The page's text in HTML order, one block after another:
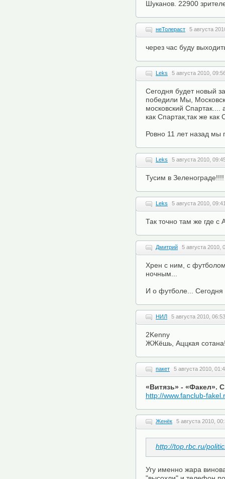
Шуканов. 22900
неТолераст 5 августа
через час буду
Leks 5 августа 2010,
Сегодня будет новый
победили Мы,
московский Спартак....
как Спартак,так же как
Ровно 11 лет назад
Leks 5 августа 2010,
Тусим в Зеленограде!!!!
Leks 5 августа 2010,
Так точно там же где с
Дмитрий 5 августа 2010,
Хрен с ним, с
ночным...
И о футболе...
НИЛ 5 августа 2010, 06:53
2Kenny
ЖЖёшь, Аццкая
пакет 5 августа 2010,
«Витязь» - «Факел».
http://www.fanclub-
Женёк 5 августа 2010,
http://top.rbc.ru/
Угу именно жара